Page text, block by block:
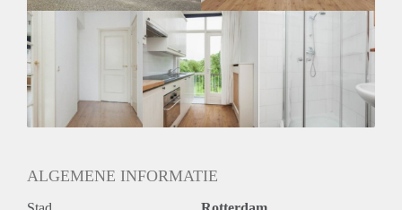
Oplevering
Kaal
ALGEMENE INFORMATIE